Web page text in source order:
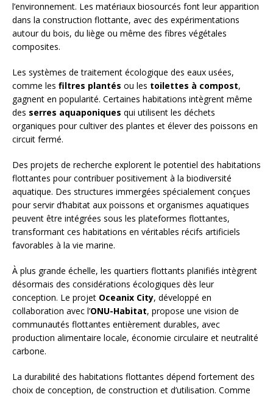
l’environnement. Les matériaux biosourcés font leur apparition
dans la construction flottante, avec des expérimentations
autour du bois, du liège ou même des fibres végétales
composites.
Les systèmes de traitement écologique des eaux usées,
comme les filtres plantés ou les toilettes à compost,
gagnent en popularité. Certaines habitations intègrent même
des serres aquaponiques qui utilisent les déchets
organiques pour cultiver des plantes et élever des poissons en
circuit fermé.
Des projets de recherche explorent le potentiel des habitations
flottantes pour contribuer positivement à la biodiversité
aquatique. Des structures immergées spécialement conçues
pour servir d’habitat aux poissons et organismes aquatiques
peuvent être intégrées sous les plateformes flottantes,
transformant ces habitations en véritables récifs artificiels
favorables à la vie marine.
À plus grande échelle, les quartiers flottants planifiés intègrent
désormais des considérations écologiques dès leur
conception. Le projet Oceanix City, développé en
collaboration avec l’ONU-Habitat, propose une vision de
communautés flottantes entièrement durables, avec
production alimentaire locale, économie circulaire et neutralité
carbone.
La durabilité des habitations flottantes dépend fortement des
choix de conception, de construction et d’utilisation. Comme